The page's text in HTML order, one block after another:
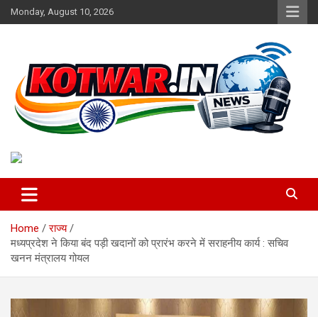
Skip
to
Monday, August 10, 2026
kotwar.in
Home
राज्य
मध्यप्रदेश ने किया बंद पड़ी खदानों को प्रारंभ करने में सराहनीय कार्य : सचिव
खनन मंत्रालय गोयल